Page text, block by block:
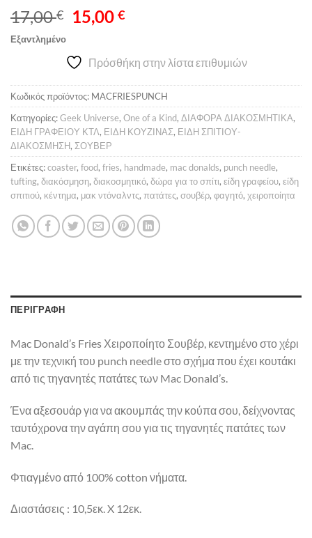
17,00€
Original
price
17,00 €.
15,00€Η
είναι:
15,00 €.
Εξαντλημένο
Πρόσθήκη στην λίστα επιθυμιών
Κωδικός προϊόντος: MACFRIESPUNCH
Κατηγορίες:Geek Universe, One of a Kind, ΔΙΑΦΟΡΑ ΔΙΑΚΟΣΜΗΤΙΚΑ,
ΕΙΔΗ ΓΡΑΦΕΙΟΥ ΚΤΛ, ΕΙΔΗ ΚΟΥΖΙΝΑΣ, ΕΙΔΗ ΣΠΙΤΙΟΥ-
ΔΙΑΚΟΣΜΗΣΗ, ΣΟΥΒΕΡ
Ετικέτες:coaster, food, fries, handmade, mac donalds, punch needle,
tufting, διακόσμηση, διακοσμητικό, δώρα για το σπίτι, είδη γραφείου, είδη
σπιτιού, κέντημα, μακ ντόναλντς, πατάτες, σουβέρ, φαγητό, χειροποίητα
ΠΕΡΙΓΡΑΦΉ
Mac Donald’s Fries Χειροποίητο Σουβέρ, κεντημένο στο χέρι
με την τεχνική του punch needle στο σχήμα που έχει κουτάκι
από τις τηγανητές πατάτες των Mac Donald’s.
Ένα αξεσουάρ για να ακουμπάς την κούπα σου, δείχνοντας
ταυτόχρονα την αγάπη σου για τις τηγανητές πατάτες των
Mac.
Φτιαγμένο από 100% cotton νήματα.
Διαστάσεις : 10,5εκ. X 12εκ.